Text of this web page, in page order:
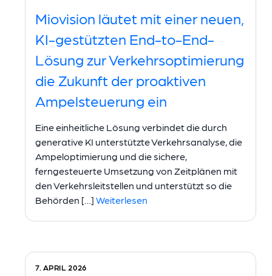
Miovision läutet mit einer neuen,
KI-gestützten End-to-End-
Lösung zur Verkehrsoptimierung
die Zukunft der proaktiven
Ampelsteuerung ein
Eine einheitliche Lösung verbindet die durch
generative KI unterstützte Verkehrsanalyse, die
Ampeloptimierung und die sichere,
ferngesteuerte Umsetzung von Zeitplänen mit
den Verkehrsleitstellen und unterstützt so die
Behörden […] Weiterlesen
7. APRIL 2026